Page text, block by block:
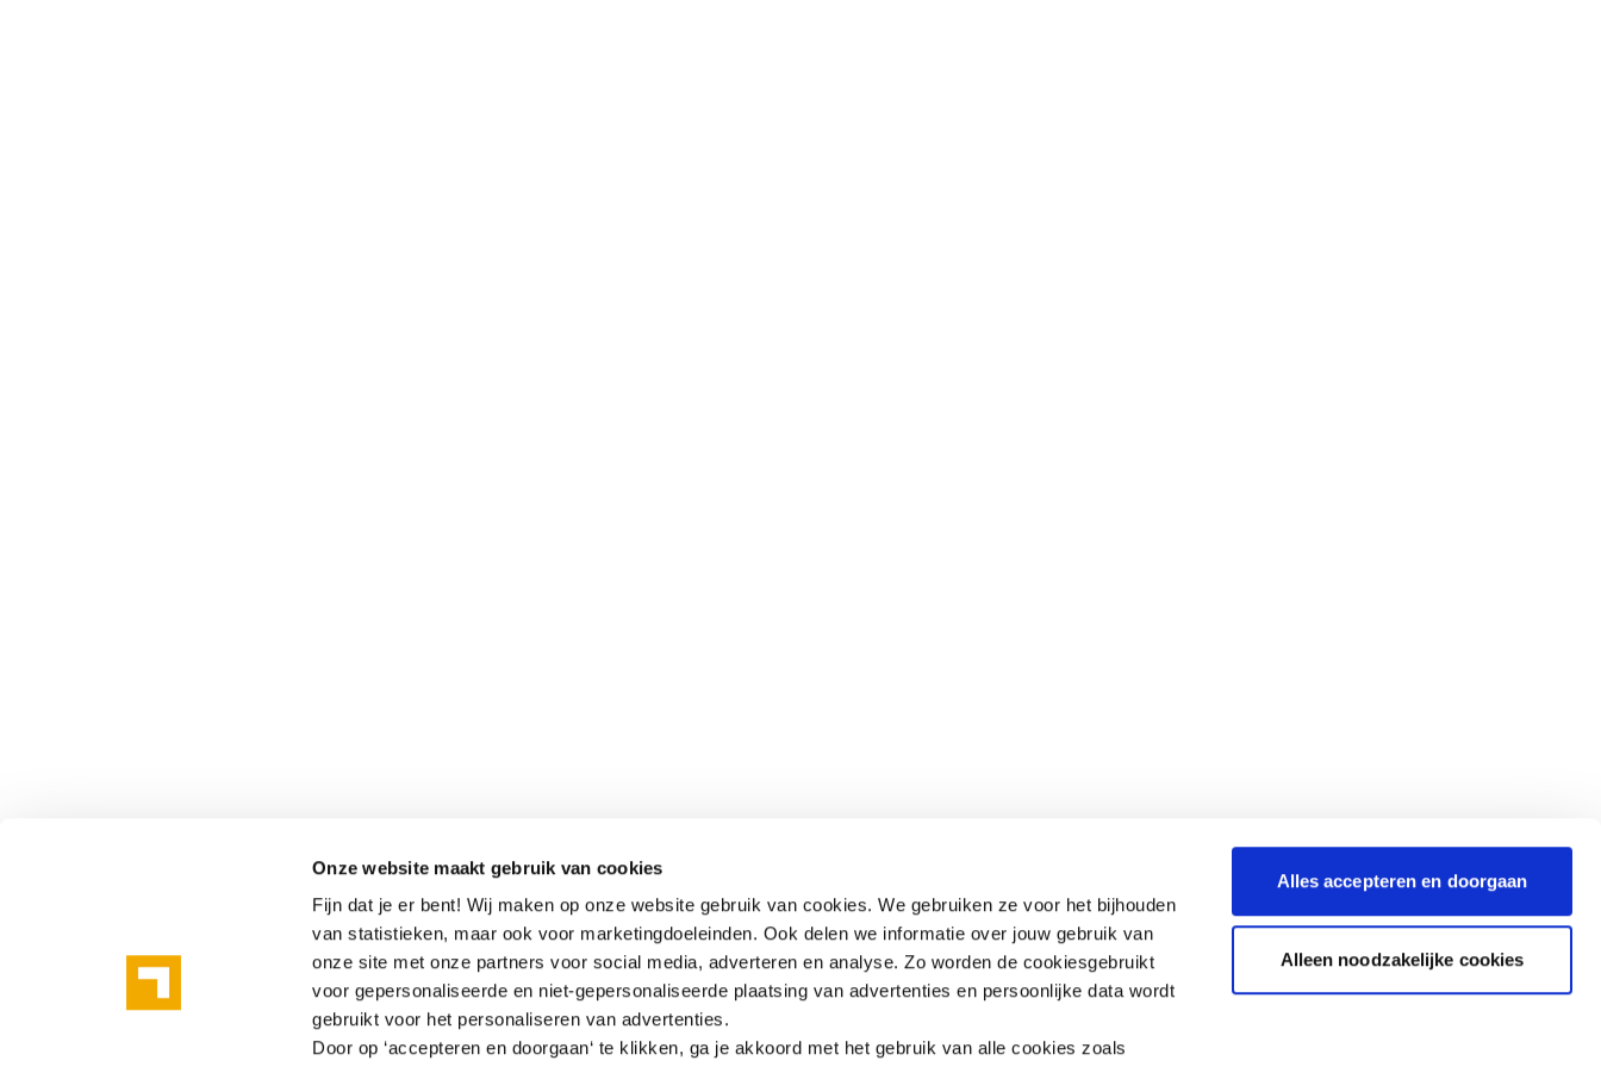
Onze website maakt gebruik van cookies
Fijn dat je er bent! Wij maken op onze website gebruik van cookies. We gebruiken ze voor het bijhouden
van statistieken, maar ook voor marketingdoeleinden. Ook delen we informatie over jouw gebruik van
onze site met onze partners voor social media, adverteren en analyse. Zo worden de cookiesgebruikt
voor gepersonaliseerde en niet-gepersonaliseerde plaatsing van advertenties en persoonlijke data wordt
gebruikt voor het personaliseren van advertenties.
Door op ‘accepteren en doorgaan‘ te klikken, ga je akkoord met het gebruik van alle cookies zoals
Alles accepteren en doorgaan
Alleen noodzakelijke cookies